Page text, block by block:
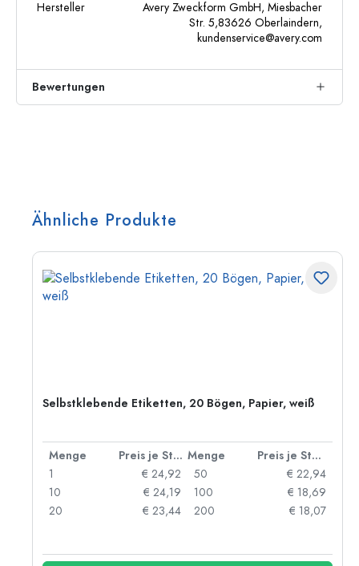
Hersteller
Avery Zweckform GmbH, Miesbacher
Str. 5,83626 Oberlaindern,
kundenservice@avery.com
Bewertungen
Ähnliche Produkte
Selbstklebende Etiketten, 20 Bögen, Papier, weiß
Menge Preis je Stück Menge
Preis je Stück
1
€ 24,92
10
€ 24,19
20
€ 23,44
50
€ 22,94
100
€ 18,69
200
€ 18,07